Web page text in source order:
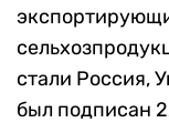
стали Россия,
был подписан